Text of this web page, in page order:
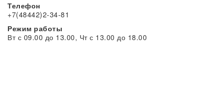
Телефон
+7(48442)2-34-81
Режим работы
Вт с 09.00 до 13.00, Чт с 13.00 до 18.00